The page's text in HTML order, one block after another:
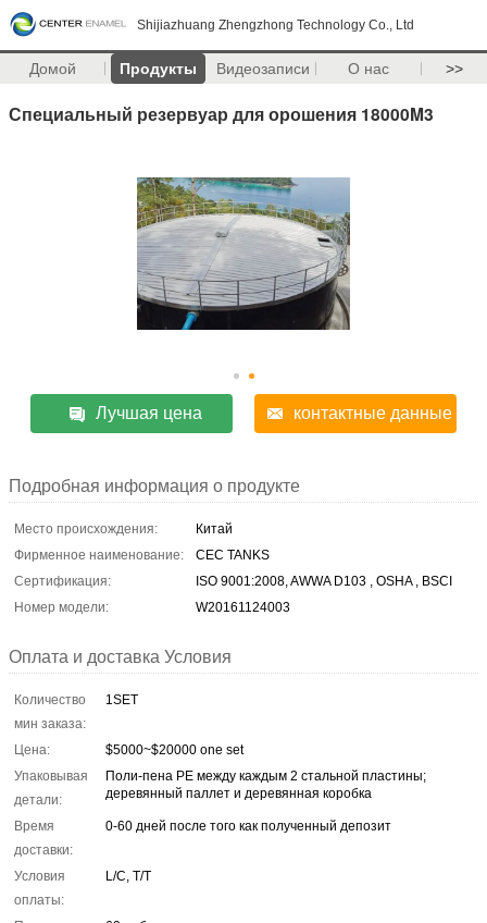
Shijiazhuang Zhengzhong Technology Co., Ltd
Домой Продукты Видеозаписи О нас >>
Специальный резервуар для орошения 18000M3
Лучшая цена контактные данные
Подробная информация о продукте
Место происхождения:
Китай
Фирменное наименование:
CEC TANKS
Сертификация:
ISO 9001:2008, AWWA D103 , OSHA , BSCI
Номер модели:
W20161124003
Оплата и доставка Условия
Количество
мин заказа:
1SET
Цена:
$5000~$20000 one set
Упаковывая
детали:
Поли-пена PE между каждым 2 стальной пластины;
деревянный паллет и деревянная коробка
Время
доставки:
0-60 дней после того как полученный депозит
Условия
оплаты:
L/C, T/T